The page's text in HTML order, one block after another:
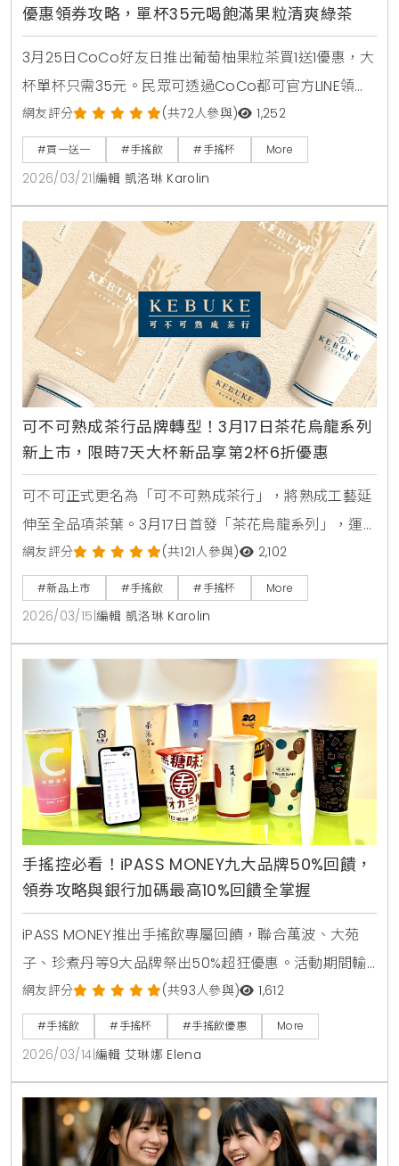
優惠領券攻略，單杯35元喝飽滿果粒清爽綠茶
3月25日CoCo好友日推出葡萄柚果粒茶買1送1優惠，大
杯單杯只需35元。民眾可透過CoCo都可官方LINE領取
優惠券，享受紅葡萄柚果粒與綠茶結合的清爽滋味。
網友評分 (共72人參與) 1,252
#買一送一 #手搖飲 #手搖杯 More
2026/03/21 編輯 凱洛琳 Karolin
可不可熟成茶行品牌轉型！3月17日茶花烏龍系列
新上市，限時7天大杯新品享第2杯6折優惠
可不可正式更名為「可不可熟成茶行」，將熟成工藝延
伸至全品項茶葉。3月17日首發「茶花烏龍系列」，運
用香水拼配工藝打造5款層次豐富的新品。限時7天提供
第2杯6折優惠，邀您一同體驗流動的茶飲生活美學。
網友評分 (共121人參與) 2,102
#新品上市 #手搖飲 #手搖杯 More
2026/03/15 編輯 凱洛琳 Karolin
手搖控必看！iPASS MONEY九大品牌50%回饋，
領券攻略與銀行加碼最高10%回饋全掌握
iPASS MONEY推出手搖飲專屬回饋，聯合萬波、大苑
子、珍煮丹等9大品牌祭出50%超狂優惠。活動期間輸
入指定代碼即可領取優惠券，單筆滿50元即贈25元儲
值金，綁定信用卡最高再享10%回饋。
網友評分 (共93人參與) 1,612
#手搖飲 #手搖杯 #手搖飲優惠 More
2026/03/14 編輯 艾琳娜 Elena